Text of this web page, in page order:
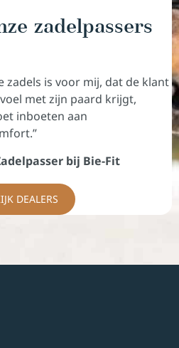
zadelpassers
zadels is voor mij, dat de klant
met zijn paard krijgt,
inboeten aan
bij Bie-Fit
DEALERS